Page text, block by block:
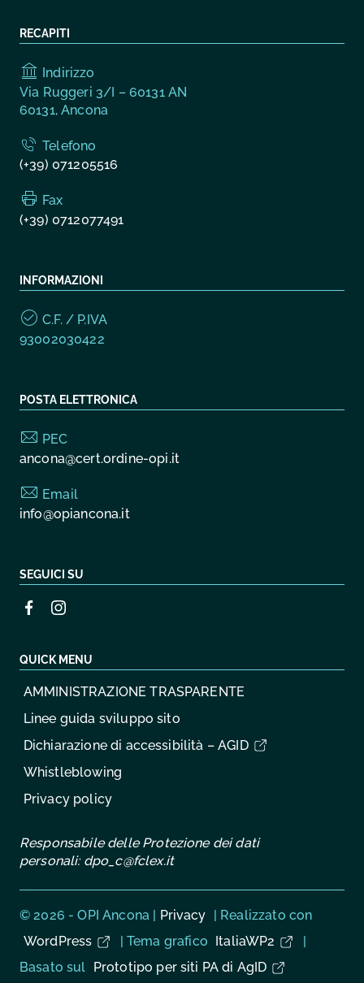
RECAPITI
Indirizzo
Via Ruggeri 3/I – 60131 AN
60131, Ancona
Telefono
(+39) 071205516
Fax
(+39) 0712077491
INFORMAZIONI
C.F. / P.IVA
93002030422
POSTA ELETTRONICA
PEC
ancona@cert.ordine-opi.it
Email
info@opiancona.it
SEGUICI SU
QUICK MENU
AMMINISTRAZIONE TRASPARENTE
Linee guida sviluppo sito
Dichiarazione di accessibilità – AGID
Whistleblowing
Privacy policy
Responsabile delle Protezione dei dati
personali: dpo_c@fclex.it
Sezione Link Utili
© 2026 - OPI Ancona | Privacy
| Realizzato con
WordPress
Tema grafico ItaliaWP2
Basato sul
Prototipo per siti PA di AgID